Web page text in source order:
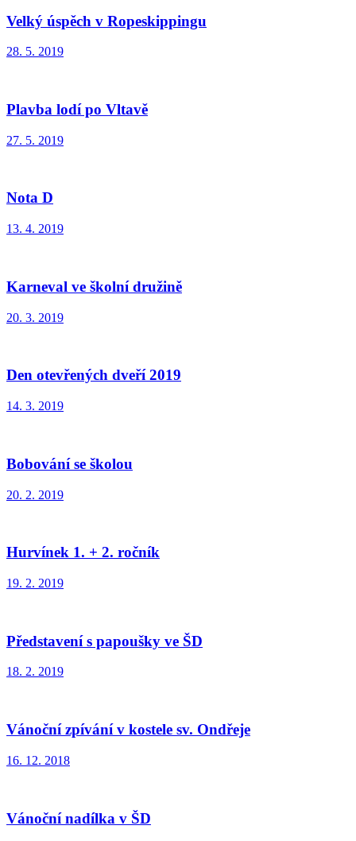
Velký úspěch v Ropeskippingu
28. 5. 2019
Plavba lodí po Vltavě
27. 5. 2019
Nota D
13. 4. 2019
Karneval ve školní družině
20. 3. 2019
Den otevřených dveří 2019
14. 3. 2019
Bobování se školou
20. 2. 2019
Hurvínek 1. + 2. ročník
19. 2. 2019
Představení s papoušky ve ŠD
18. 2. 2019
Vánoční zpívání v kostele sv. Ondřeje
16. 12. 2018
Vánoční nadílka v ŠD